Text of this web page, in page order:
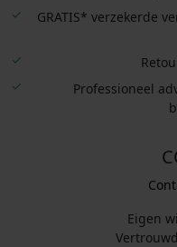
GRATIS* verzekerde
Professioneel
Eigen